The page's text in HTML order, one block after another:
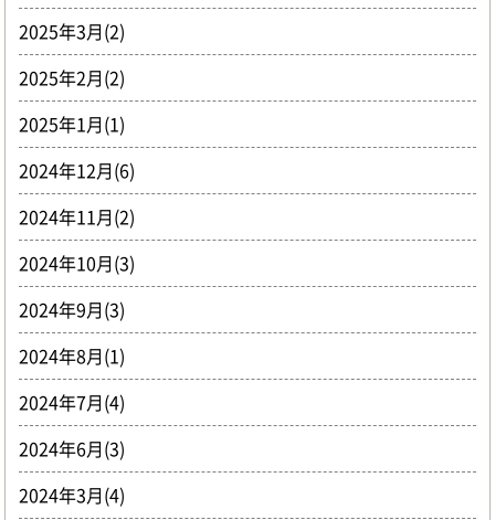
2025年3月(2)
2025年2月(2)
2025年1月(1)
2024年12月(6)
2024年11月(2)
2024年10月(3)
2024年9月(3)
2024年8月(1)
2024年7月(4)
2024年6月(3)
2024年3月(4)